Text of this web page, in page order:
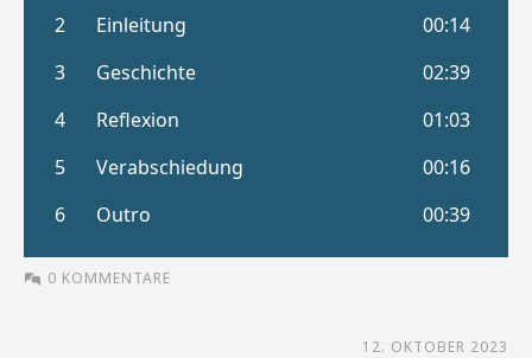
0 KOMMENTARE
12. OKTOBER 2023